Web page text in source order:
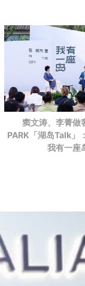
窦文涛、李菁做
PARK 「湖岛Talk」
我有一座